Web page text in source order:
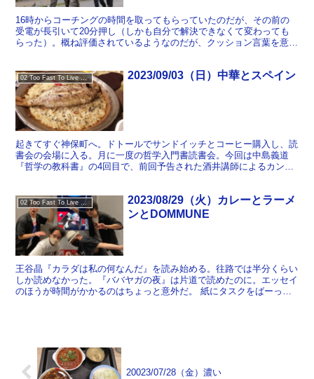
16時からコーチングの時間を取ってもらっていたのだが、その前の
受電が長引いて20分押し（しかも自分で解決できなくて変わっても
らった）。概ね評価されているようなのだが、クッション言葉を意識
02 Too Fast To Live Too Young To Die 2023/09/03（日）中華とスペイン
起きてすぐ神保町へ。ドトールでサンドイッチとコーヒー購入し、読
書会の会場に入る。月に一度の哲学入門書読書会。今回は中島義道
『哲学の教科書』の4回目で、前回予告された酒井講師によるカント
02 Too Fast To Live Too Young To Die
2023/08/29（火）カレーとラーメ
ンとDOMMUNE
王谷晶『カラダは私の何なんだ』を読み始める。往路では半分くらい
しか読めなかった。『ババヤガの夜』は片道で読めたのに。エッセイ
のほうが時間がかかるのはちょっと意外だ。 紙にタスクをばーっと
20023/07/28（金）濃い